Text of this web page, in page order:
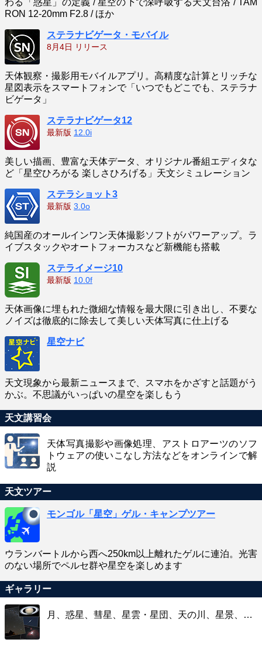
RON 12-20mm F2.8 / ほか
ステラナビゲータ・モバイル
8月4日 リリース
天体観察・撮影用モバイルアプリ。高精度な計算とリッチな
星図表示をスマートフォンで「いつでもどこでも、ステラナ
ビゲータ」
ステラナビゲータ12
最新版 12.0i
美しい描画、豊富な天体データ、オリジナル番組エディタな
ど「星空ひろがる 楽しさひろげる」天文シミュレーション
ステラショット3
最新版 3.0o
純国産のオールインワン天体撮影ソフトがパワーアップ。ラ
イブスタックやオートフォーカスなど新機能も搭載
ステライメージ10
最新版 10.0f
天体画像に埋もれた微細な情報を最大限に引き出し、不要な
ノイズは徹底的に除去して美しい天体写真に仕上げる
星空ナビ
天文現象から最新ニュースまで、スマホをかざすと話題がう
かぶ。不思議がいっぱいの星空を楽しもう
天文講習会
天体写真撮影や画像処理、アストロアーツのソフ
トウェアの使いこなし方法などをオンラインで解
説
天文ツアー
モンゴル「星空」ゲル・キャンプツアー
ウランバートルから西へ250km以上離れたゲルに連泊。光害
のない場所でペルセ群や星空を楽しめます
ギャラリー
月、惑星、彗星、星雲・星団、天の川、星景、…